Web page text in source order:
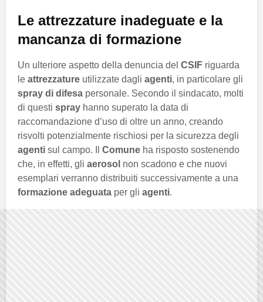
Le attrezzature inadeguate e la
mancanza di formazione
Un ulteriore aspetto della denuncia del CSIF riguarda
le attrezzature utilizzate dagli agenti, in particolare gli
spray di difesa personale. Secondo il sindacato, molti
di questi spray hanno superato la data di
raccomandazione d’uso di oltre un anno, creando
risvolti potenzialmente rischiosi per la sicurezza degli
agenti sul campo. Il Comune ha risposto sostenendo
che, in effetti, gli aerosol non scadono e che nuovi
esemplari verranno distribuiti successivamente a una
formazione adeguata per gli agenti.